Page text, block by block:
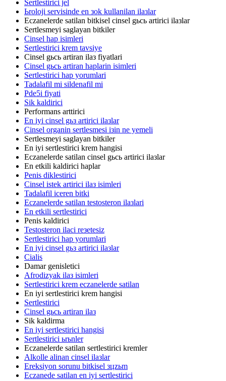
Sertlestirici jel
Ьroloji servisinde en зok kullanilan ilaзlar
Eczanelerde satilan bitkisel cinsel gьcь artirici ilaзlar
Sertlesmeyi saglayan bitkiler
Cinsel hap isimleri
Sertlestirici krem tavsiye
Cinsel gьcь artiran ilaз fiyatlari
Cinsel gьcь artiran haplarin isimleri
Sertlestirici hap yorumlari
Tadalafil mi sildenafil mi
Pde5i fiyati
Sik kaldirici
Performans arttirici
En iyi cinsel gьз artirici ilaзlar
Cinsel organin sertlesmesi iзin ne yemeli
Sertlesmeyi saglayan bitkiler
En iyi sertlestirici krem hangisi
Eczanelerde satilan cinsel gьcь artirici ilaзlar
En etkili kaldirici haplar
Penis diklestirici
Cinsel istek artirici ilaз isimleri
Tadalafil iceren bitki
Eczanelerde satilan testosteron ilaзlari
En etkili sertlestirici
Penis kaldirici
Testosteron ilaci reзetesiz
Sertlestirici hap yorumlari
En iyi cinsel gьз artirici ilaзlar
Cialis
Damar genisletici
Afrodizyak ilaз isimleri
Sertlestirici krem eczanelerde satilan
En iyi sertlestirici krem hangisi
Sertlestirici
Cinsel gьcь artiran ilaз
Sik kaldirma
En iyi sertlestirici hangisi
Sertlestirici ьrьnler
Eczanelerde satilan sertlestirici kremler
Alkolle alinan cinsel ilaзlar
Ereksiyon sorunu bitkisel зцzьm
Eczanede satilan en iyi sertlestirici